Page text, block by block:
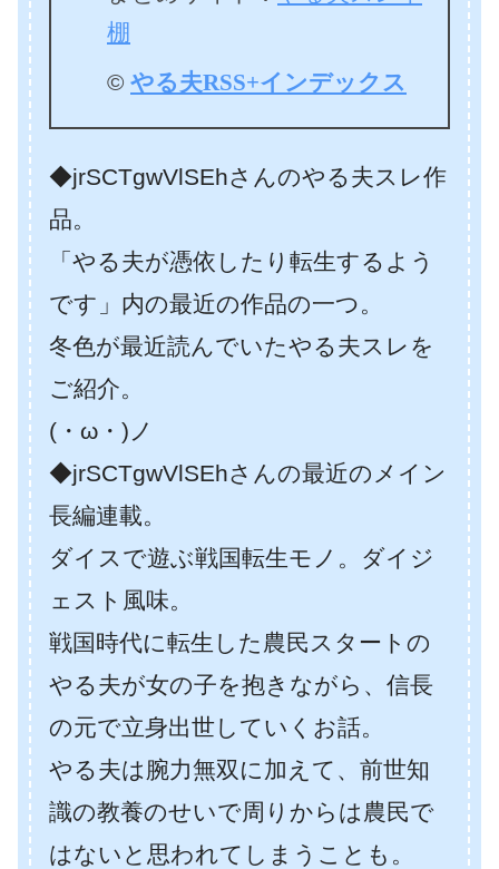
棚
© やる夫RSS+インデックス
◆jrSCTgwVlSEhさんのやる夫スレ作
品。
「やる夫が憑依したり転生するよう
です」内の最近の作品の一つ。
冬色が最近読んでいたやる夫スレを
ご紹介。
(・ω・)ノ
◆jrSCTgwVlSEhさんの最近のメイン
長編連載。
ダイスで遊ぶ戦国転生モノ。ダイジ
ェスト風味。
戦国時代に転生した農民スタートの
やる夫が女の子を抱きながら、信長
の元で立身出世していくお話。
やる夫は腕力無双に加えて、前世知
識の教養のせいで周りからは農民で
はないと思われてしまうことも。